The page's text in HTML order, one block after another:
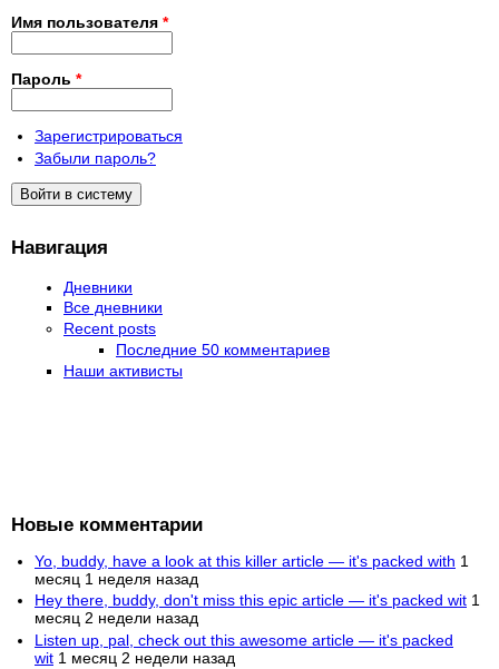
Имя пользователя *
Пароль *
Зарегистрироваться
Забыли пароль?
Навигация
Дневники
Все дневники
Recent posts
Последние 50 комментариев
Наши активисты
Новые комментарии
Yo, buddy, have a look at this killer article — it's packed with 1
месяц 1 неделя назад
Hey there, buddy, don't miss this epic article — it's packed wit 1
месяц 2 недели назад
Listen up, pal, check out this awesome article — it's packed
wit 1 месяц 2 недели назад